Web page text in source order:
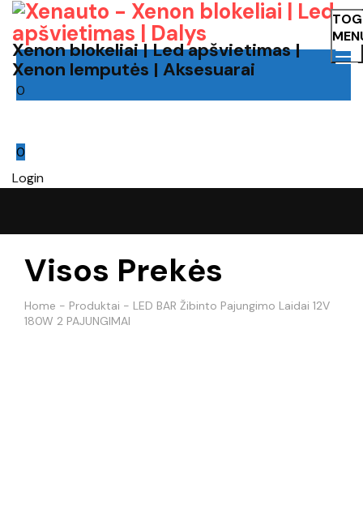
Xenon blokeliai | Led apšvietimas |
Xenon lemputės | Aksesuarai
0
0
Login
Visos Prekės
Home - Produktai - LED BAR Žibinto Pajungimo Laidai 12V
180W 2 PAJUNGIMAI